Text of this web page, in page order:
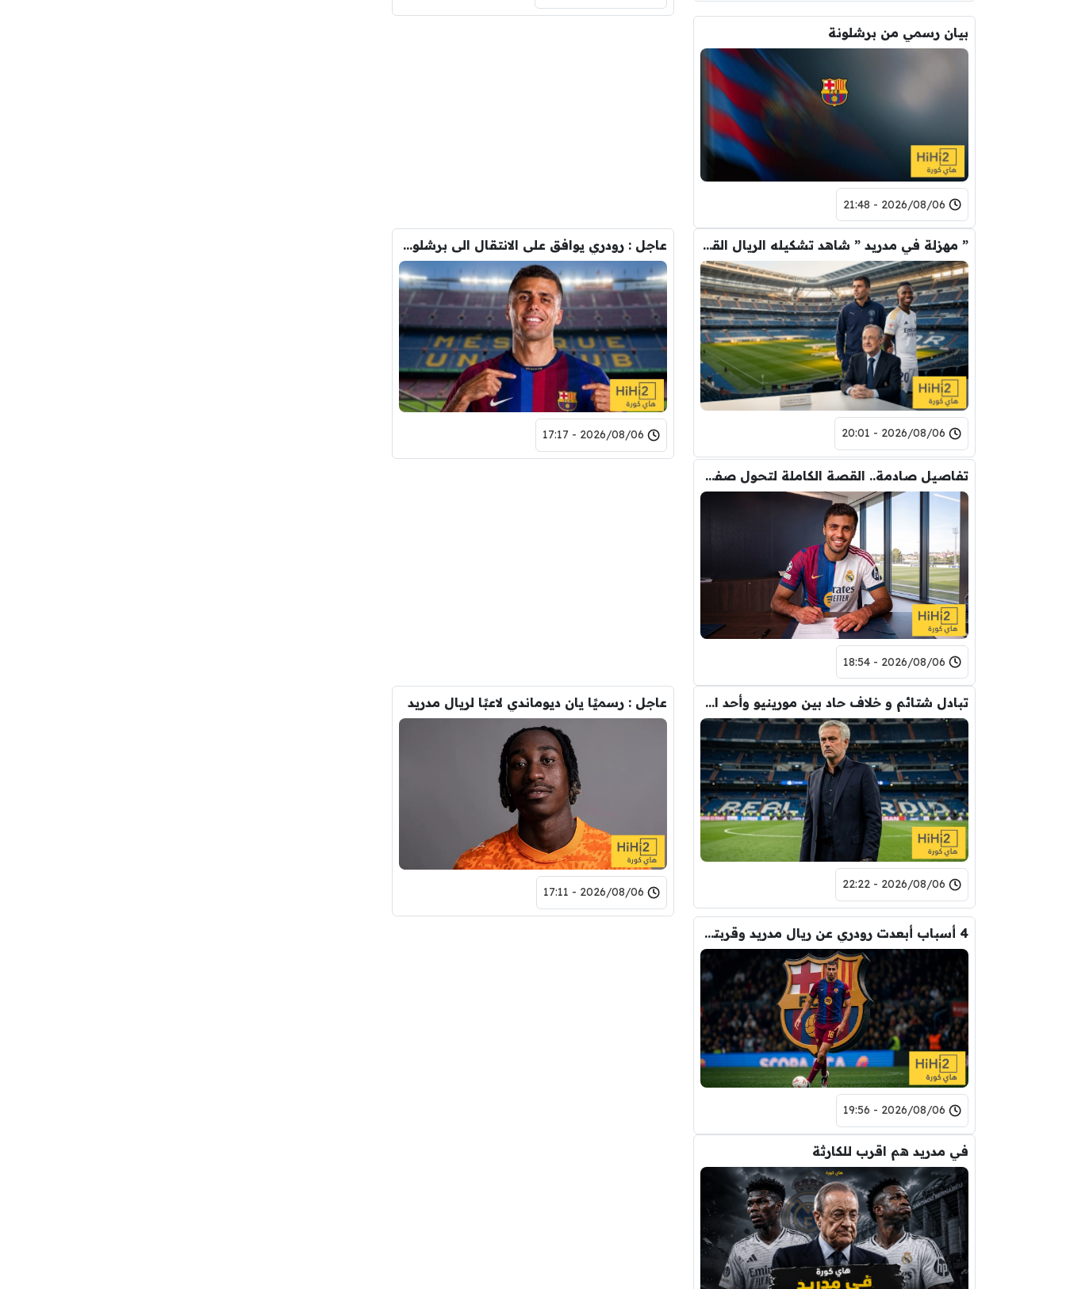
بيان رسمي من برشلونة
2026/08/06 - 21:48
” مهزلة في مدريد ” شاهد تشكيله الريال القادمه لاكتساح المركز الثاني
2026/08/06 - 20:01
عاجل : رودري يوافق على الانتقال الى برشلونة.. 3 أسباب وراء قراره
2026/08/06 - 17:17
تفاصيل صادمة.. القصة الكاملة لتحول صفقة رودري من ريال مدريد الى برشلونة
2026/08/06 - 18:54
تبادل شتائم و خلاف حاد بين مورينيو وأحد افراد ادارة ريال مدريد بعد انهيار صفقة رودري
2026/08/06 - 22:22
عاجل : رسميًا يان ديوماندي لاعبًا لريال مدريد
2026/08/06 - 17:11
4 أسباب أبعدت رودري عن ريال مدريد وقربته من برشلونة
2026/08/06 - 19:56
في مدريد هم اقرب للكارثة